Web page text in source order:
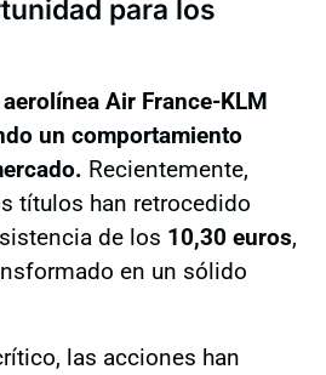
para los
Air France-KLM
un comportamiento
Recientemente,
títulos han retrocedido
de los 10,30 euros,
en un sólido
las acciones han